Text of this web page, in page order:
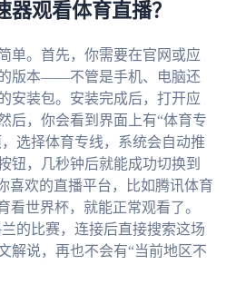
器观看体育直播？
单。首先，你需要在官网或应
版本——不管是手机、电脑还
安装包。安装完成后，打开应
后，你会看到界面上有“体育专
选择体育专线，系统会自动推
钮，几秒钟后就能成功切换到
喜欢的直播平台，比如腾讯体育
世界杯，就能正常观看了。
的比赛，连接后直接搜索这场
解说，再也不会有“当前地区不